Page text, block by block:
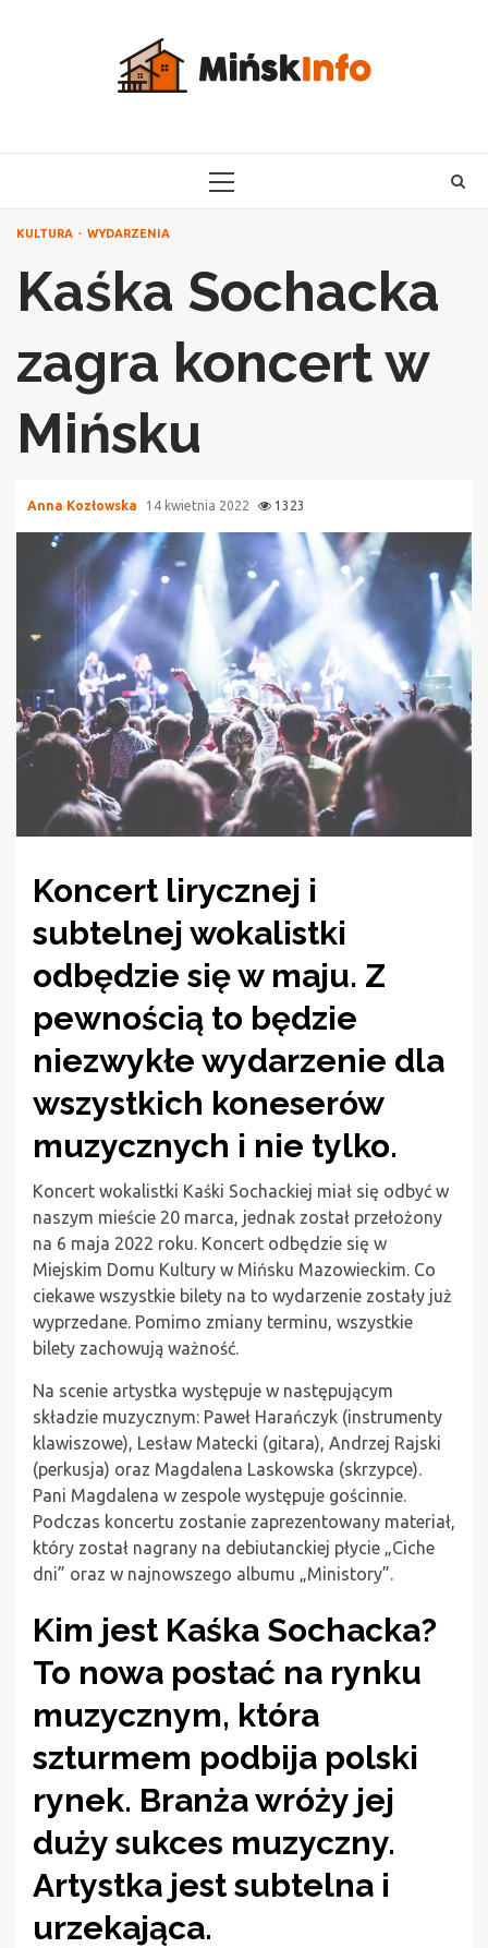
PRIMARY
KULTURA WYDARZENIA
Kaśka Sochacka
zagra koncert w
Mińsku
Anna Kozłowska 14 kwietnia 2022 1323
Koncert lirycznej i
subtelnej wokalistki
odbędzie się w maju. Z
pewnością to będzie
niezwykłe wydarzenie dla
wszystkich koneserów
muzycznych i nie tylko.
Koncert wokalistki Kaśki Sochackiej miał się odbyć w
naszym mieście 20 marca, jednak został przełożony
na 6 maja 2022 roku. Koncert odbędzie się w
Miejskim Domu Kultury w Mińsku Mazowieckim. Co
ciekawe wszystkie bilety na to wydarzenie zostały już
wyprzedane. Pomimo zmiany terminu, wszystkie
bilety zachowują ważność.
Na scenie artystka występuje w następującym
składzie muzycznym: Paweł Harańczyk (instrumenty
klawiszowe), Lesław Matecki (gitara), Andrzej Rajski
(perkusja) oraz Magdalena Laskowska (skrzypce).
Pani Magdalena w zespole występuje gościnnie.
Podczas koncertu zostanie zaprezentowany materiał,
który został nagrany na debiutanckiej płycie „Ciche
dni” oraz w najnowszego albumu „Ministory”.
Kim jest Kaśka Sochacka?
To nowa postać na rynku
muzycznym, która
szturmem podbija polski
rynek. Branża wróży jej
duży sukces muzyczny.
Artystka jest subtelna i
urzekająca.